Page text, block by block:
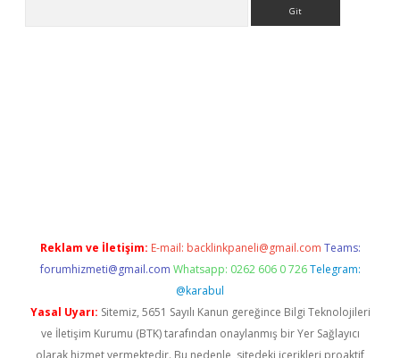
Reklam ve İletişim: E-mail: backlinkpaneli@gmail.com Teams:
forumhizmeti@gmail.com Whatsapp: 0262 606 0 726 Telegram:
@karabul
Yasal Uyarı: Sitemiz, 5651 Sayılı Kanun gereğince Bilgi Teknolojileri
ve İletişim Kurumu (BTK) tarafından onaylanmış bir Yer Sağlayıcı
olarak hizmet vermektedir. Bu nedenle, sitedeki içerikleri proaktif